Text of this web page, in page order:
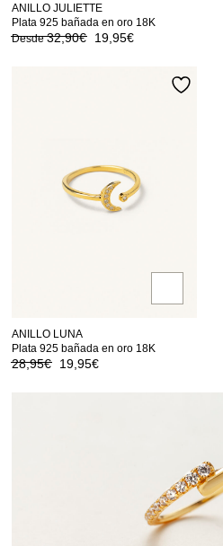
ANILLO JULIETTE
Plata 925 bañada en oro 18K
Desde32,90€ 19,95€
ANILLO LUNA
Plata 925 bañada en oro 18K
28,95€ 19,95€